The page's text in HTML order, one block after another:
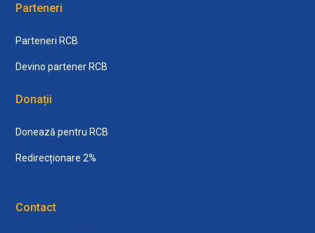
Parteneri
Parteneri RCB
Devino partener RCB
Donații
Donează pentru RCB
Redirecționare 2%
Contact